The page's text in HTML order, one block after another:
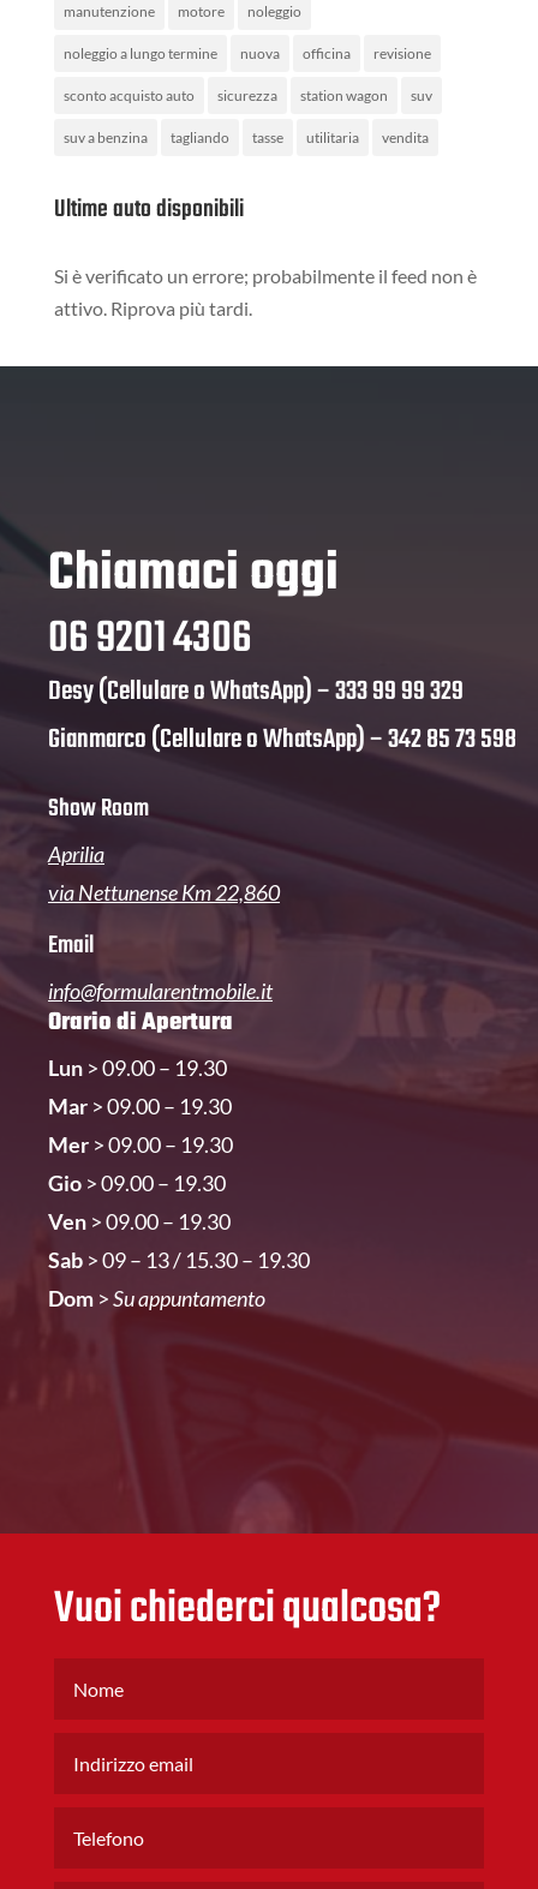
manutenzione motore noleggio
noleggio a lungo termine nuova officina revisione
sconto acquisto auto sicurezza station wagon suv
suv a benzina tagliando tasse utilitaria vendita
Ultime auto disponibili
Si è verificato un errore; probabilmente il feed non è
attivo. Riprova più tardi.
Chiamaci oggi
06 9201 4306
Desy (Cellulare o WhatsApp) –333 99 99 329
Gianmarco (Cellulare o WhatsApp) –342 85 73 598
Show Room
Aprilia
via Nettunense Km 22,860
Email
info@formularentmobile.it
Orario di Apertura
Lun > 09.00 – 19.30
Mar > 09.00 – 19.30
Mer > 09.00 – 19.30
Gio > 09.00 – 19.30
Ven > 09.00 – 19.30
Sab > 09 – 13 / 15.30 – 19.30
Dom >Su appuntamento
Vuoi chiederci qualcosa?